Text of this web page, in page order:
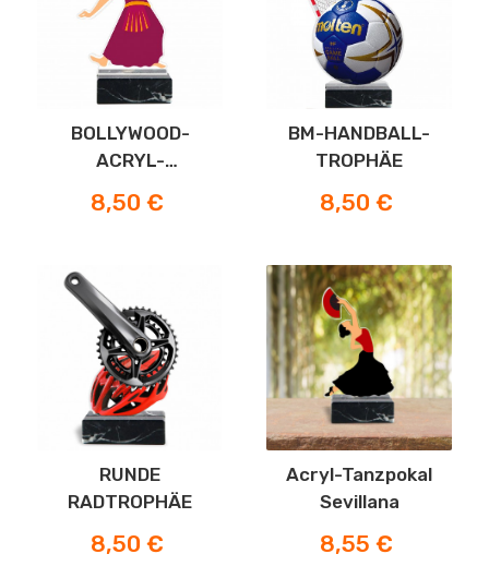
BOLLYWOOD-
ACRYL-
Preis
8,50 €
BM-HANDBALL-
TROPHÄE
Preis
8,50 €
RUNDE
RADTROPHÄE
Preis
8,50 €
Acryl-Tanzpokal
Sevillana
Preis
8,55 €